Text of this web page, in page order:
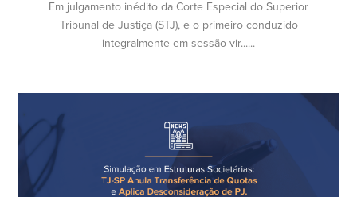
Em julgamento inédito da Corte Especial do Superior
Tribunal de Justiça (STJ), e o primeiro conduzido
integralmente em sessão vir......